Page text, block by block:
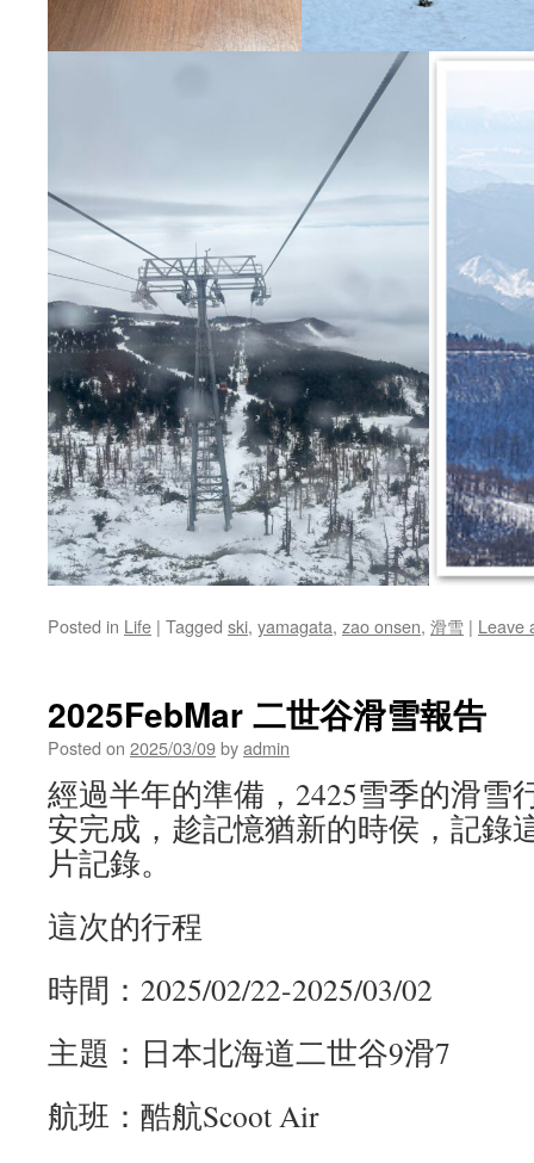
Posted in Life | Tagged ski, yamagata, zao onsen, 滑雪 | Leave
2025FebMar 二世谷滑雪報告
Posted on 2025/03/09byadmin
經過半年的準備，2425雪季的滑雪
安完成，趁記憶猶新的時侯，記錄
片記錄。
這次的行程
時間：2025/02/22-2025/03/02
主題：日本北海道二世谷9滑7
航班：酷航Scoot Air